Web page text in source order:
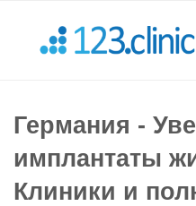
Германия -
имплантаты
Клиники и